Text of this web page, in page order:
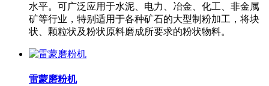
水平。可广泛应用于水泥、电力、冶金、化工、非金属
矿等行业，特别适用于各种矿石的大型制粉加工，将块
状、颗粒状及粉状原料磨成所要求的粉状物料。
雷蒙磨粉机